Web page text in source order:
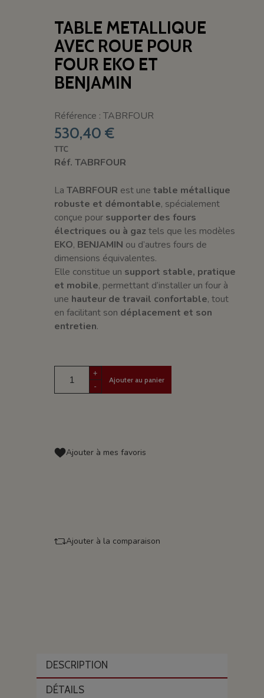
TABLE METALLIQUE
AVEC ROUE POUR
FOUR EKO ET
BENJAMIN
Référence : TABRFOUR
530,40 €
TTC
Réf. TABRFOUR
LaTABRFOUR est unetable métallique
robuste et démontable, spécialement
conçue pour supporter des fours
électriques ou à gaztels que les modèles
EKO, BENJAMIN ou d’autres fours de
dimensions équivalentes.
Elle constitue un support stable, pratique
et mobile, permettant d’installer un four à
une hauteur de travail confortable, tout
en facilitant son déplacement et son
entretien.
+
-
Ajouter au panier
Ajouter à mes favoris
Ajouter à la comparaison
DESCRIPTION
DÉTAILS